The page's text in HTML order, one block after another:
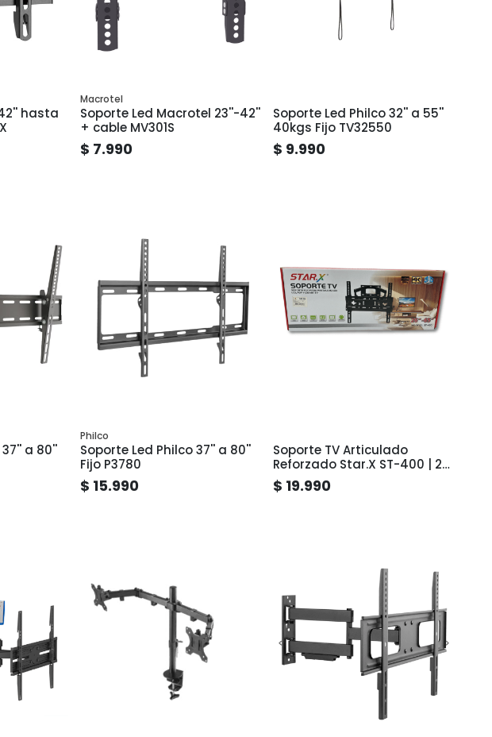
hasta
Macrotel
Soporte Led Macrotel 23''-42''
+ cable MV301S
$ 7.990
Soporte Led Philco 32'' a 55''
40kgs Fijo TV32550
$ 9.990
a 80''
Philco
Soporte Led Philco 37'' a 80''
Fijo P3780
$ 15.990
Soporte TV Articulado
Reforzado Star.X ST-400 | 26"
a 65" Pulgadas
$ 19.990